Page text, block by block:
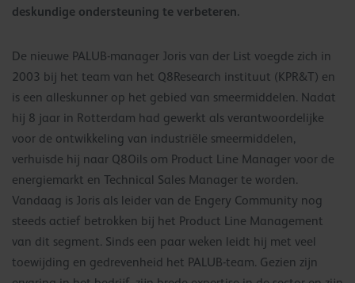
deskundige ondersteuning te verbeteren.
De nieuwe PALUB-manager Joris van der List voegde zich in
2003 bij het team van het Q8Research instituut (KPR&T) en
is een alleskunner op het gebied van smeermiddelen. Nadat
hij 8 jaar in Rotterdam had gewerkt als verantwoordelijke
voor de ontwikkeling van industriële smeermiddelen,
verhuisde hij naar Q8Oils om Product Line Manager voor de
energiemarkt en Technical Sales Manager te worden.
Vandaag is Joris als leider van de Engery Community nog
steeds actief betrokken bij het Product Line Management
van dit segment. Sinds een paar weken leidt hij met veel
toewijding en gedrevenheid het PALUB-team. Gezien zijn